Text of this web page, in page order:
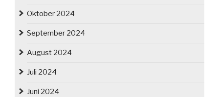
Oktober 2024
September 2024
August 2024
Juli 2024
Juni 2024